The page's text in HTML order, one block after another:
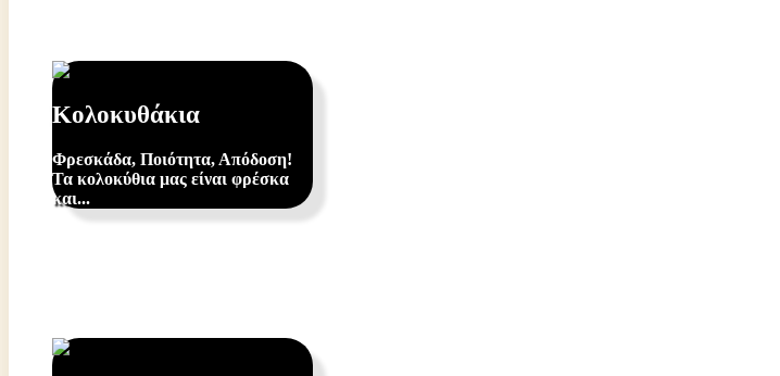
Κολοκυθάκια
Φρεσκάδα, Ποιότητα, Απόδοση!
Τα κολοκύθια μας είναι φρέσκα
και...